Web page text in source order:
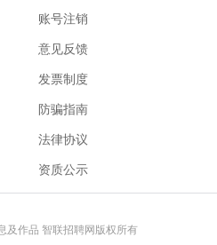
账号注销
意见反馈
发票制度
防骗指南
法律协议
资质公示
及作品 智联招聘网版权所有